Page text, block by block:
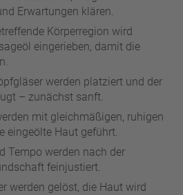
Erwartungen klären.
Körperregion wird
eingerieben, damit die
werden platziert und der
– zunächst sanft.
mit gleichmäßigen, ruhigen
eingeölte Haut geführt.
Tempo werden nach der
feinjustiert.
werden gelöst, die Haut wird